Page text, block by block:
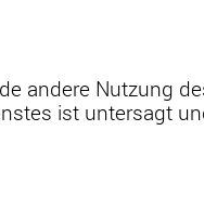
andere Nutzung
ist untersagt